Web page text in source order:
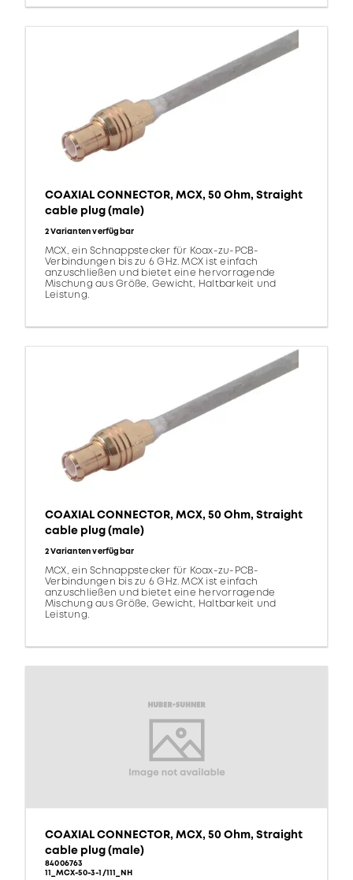
COAXIAL CONNECTOR, MCX, 50 Ohm, Straight
cable plug (male)
2 Varianten verfügbar
MCX, ein Schnappstecker für Koax-zu-PCB-
Verbindungen bis zu 6 GHz. MCX ist einfach
anzuschließen und bietet eine hervorragende
Mischung aus Größe, Gewicht, Haltbarkeit und
Leistung.
COAXIAL CONNECTOR, MCX, 50 Ohm, Straight
cable plug (male)
2 Varianten verfügbar
MCX, ein Schnappstecker für Koax-zu-PCB-
Verbindungen bis zu 6 GHz. MCX ist einfach
anzuschließen und bietet eine hervorragende
Mischung aus Größe, Gewicht, Haltbarkeit und
Leistung.
COAXIAL CONNECTOR, MCX, 50 Ohm, Straight
cable plug (male)
84006763
11_MCX-50-3-1/111_NH